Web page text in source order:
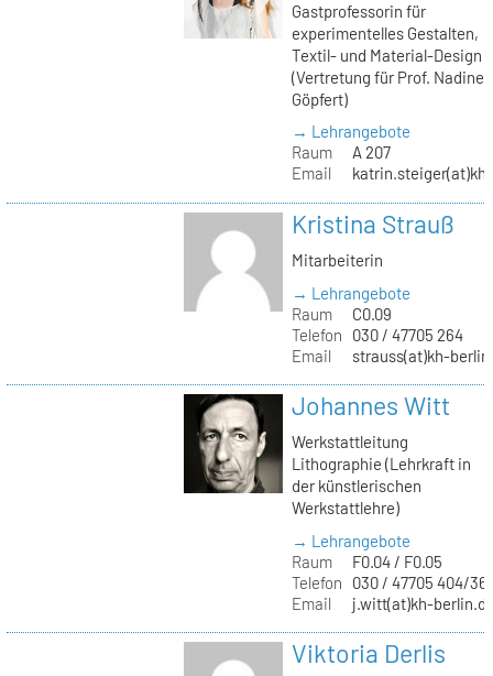
Gastprofessorin für
experimentelles Gestalten,
Textil- und Material-Design
(Vertretung für Prof. Nadine
Göpfert)
→ Lehrangebote
Raum
A 207
Email
Kristina Strauß
Mitarbeiterin
→ Lehrangebote
Raum
C0.09
Telefon
030 / 47705 264
Email
strauss(at)kh-
Johannes Witt
Werkstattleitung
Lithographie (Lehrkraft in
der künstlerischen
Werkstattlehre)
→ Lehrangebote
Raum
F0.04 / F0.05
Telefon
030 / 47705 404/
Email
j.witt(at)kh-
Viktoria Derlis